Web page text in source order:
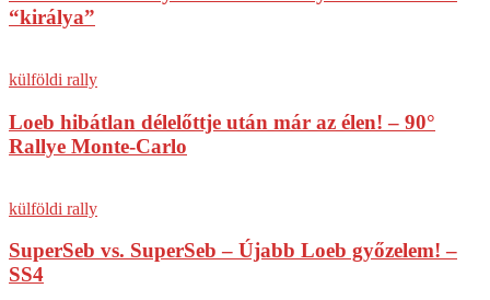
“királya”
külföldi rally
Loeb hibátlan délelőttje után már az élen! – 90°
Rallye Monte-Carlo
külföldi rally
SuperSeb vs. SuperSeb – Újabb Loeb győzelem! –
SS4